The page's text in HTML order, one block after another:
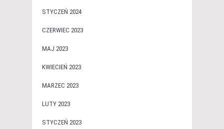
STYCZEŃ 2024
CZERWIEC 2023
MAJ 2023
KWIECIEŃ 2023
MARZEC 2023
LUTY 2023
STYCZEŃ 2023